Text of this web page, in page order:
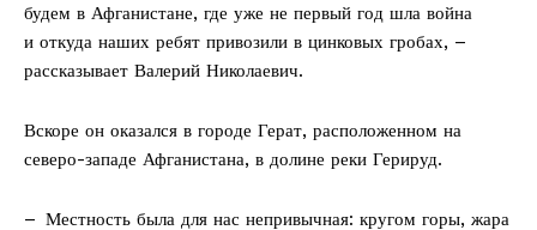
будем в Афганистане, где уже не первый год шла вой­на
и откуда наших ребят привозили в цинковых гробах, –
рассказывает Валерий Николаевич.
Вскоре он оказался в городе Герат, расположенном на
северо-­западе Афганистана, в долине реки Герируд.
– Местность была для нас непривычная: кругом горы, жара